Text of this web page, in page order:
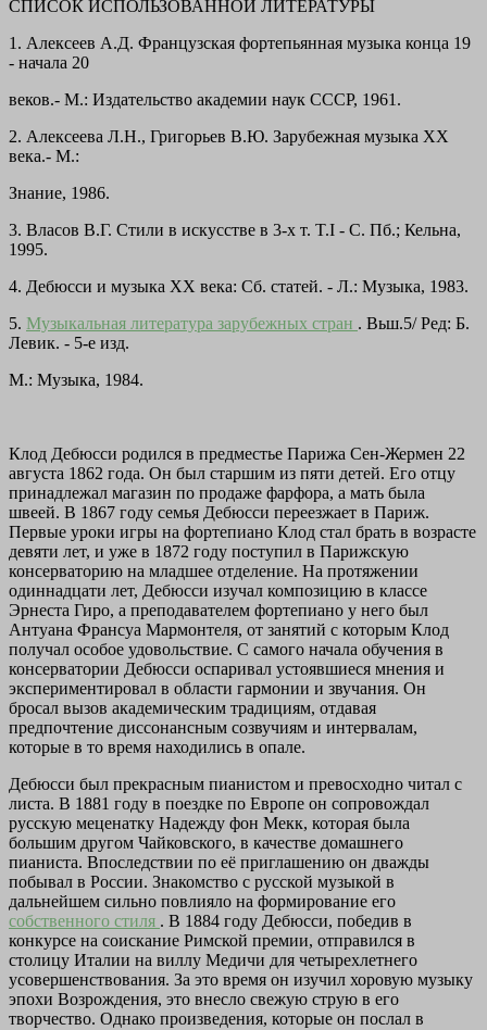
СПИСОК ИСПОЛЬЗОВАННОЙ ЛИТЕРАТУРЫ
1. Алексеев А.Д. Французская фортепьянная музыка конца 19
- начала 20
веков.- М.: Издательство академии наук СССР, 1961.
2. Алексеева Л.Н., Григорьев В.Ю. Зарубежная музыка XX
века.- М.:
Знание, 1986.
3. Власов В.Г. Стили в искусстве в 3-х т. T.I - С. Пб.; Кельна,
1995.
4. Дебюсси и музыка XX века: Сб. статей. - Л.: Музыка, 1983.
5. Музыкальная литература зарубежных стран . Вьш.5/ Ред: Б.
Левик. - 5-е изд.
М.: Музыка, 1984.
Клод Дебюсси родился в предместье Парижа Сен-Жермен 22
августа 1862 года. Он был старшим из пяти детей. Его отцу
принадлежал магазин по продаже фарфора, а мать была
швеей. В 1867 году семья Дебюсси переезжает в Париж.
Первые уроки игры на фортепиано Клод стал брать в возрасте
девяти лет, и уже в 1872 году поступил в Парижскую
консерваторию на младшее отделение. На протяжении
одиннадцати лет, Дебюсси изучал композицию в классе
Эрнеста Гиро, а преподавателем фортепиано у него был
Антуана Франсуа Мармонтеля, от занятий с которым Клод
получал особое удовольствие. С самого начала обучения в
консерватории Дебюсси оспаривал устоявшиеся мнения и
экспериментировал в области гармонии и звучания. Он
бросал вызов академическим традициям, отдавая
предпочтение диссонансным созвучиям и интервалам,
которые в то время находились в опале.
Дебюсси был прекрасным пианистом и превосходно читал с
листа. В 1881 году в поездке по Европе он сопровождал
русскую меценатку Надежду фон Мекк, которая была
большим другом Чайковского, в качестве домашнего
пианиста. Впоследствии по её приглашению он дважды
побывал в России. Знакомство с русской музыкой в
дальнейшем сильно повлияло на формирование его
собственного стиля . В 1884 году Дебюсси, победив в
конкурсе на соискание Римской премии, отправился в
столицу Италии на виллу Медичи для четырехлетнего
усовершенствования. За это время он изучил хоровую музыку
эпохи Возрождения, это внесло свежую струю в его
творчество. Однако произведения, которые он послал в